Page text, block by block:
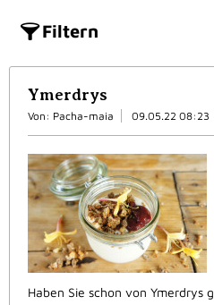
Filtern
Ymerdrys
Von: Pacha-maia 09.05.22 08:23
Haben Sie schon von Ymerdrys